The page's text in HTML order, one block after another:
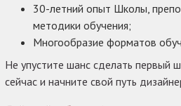
30-летний опыт Школы,
методики обучения;
Многообразие форматов
Не упустите шанс сделать первый
сейчас и начните свой путь